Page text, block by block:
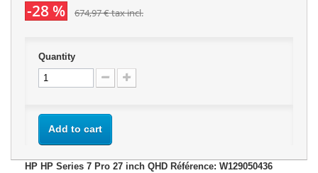
-28 % 674,97 €tax incl.
Quantity
Add to cart
HP HP Series 7 Pro 27 inch QHD Référence: W129050436